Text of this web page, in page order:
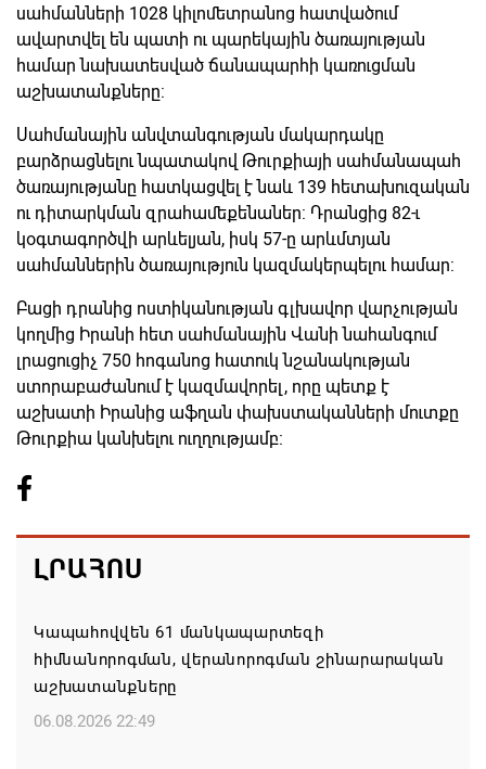
սահմանների 1028 կիլոմետրանոց հատվածում
ավարտվել են պատի ու պարեկային ծառայության
համար նախատեսված ճանապարհի կառուցման
աշխատանքները:
Սահմանային անվտանգության մակարդակը
բարձրացնելու նպատակով Թուրքիայի սահմանապահ
ծառայությանը հատկացվել է նաև 139 հետախուզական
ու դիտարկման զրահամեքենաներ: Դրանցից 82-ւ
կօգտագործվի արևելյան, իսկ 57-ը արևմտյան
սահմաններին ծառայություն կազմակերպելու համար:
Բացի դրանից ոստիկանության գլխավոր վարչության
կողմից Իրանի հետ սահմանային Վանի նահանգում
լրացուցիչ 750 հոգանոց հատուկ նշանակության
ստորաբաժանում է կազմավորել, որը պետք է
աշխատի Իրանից աֆղան փախստականների մուտքը
Թուրքիա կանխելու ուղղությամբ:
ԼՐԱՀՈՍ
Կապահովվեն 61 մանկապարտեզի
հիմնանորոգման, վերանորոգման շինարարական
աշխատանքները
06.08.2026 22:49